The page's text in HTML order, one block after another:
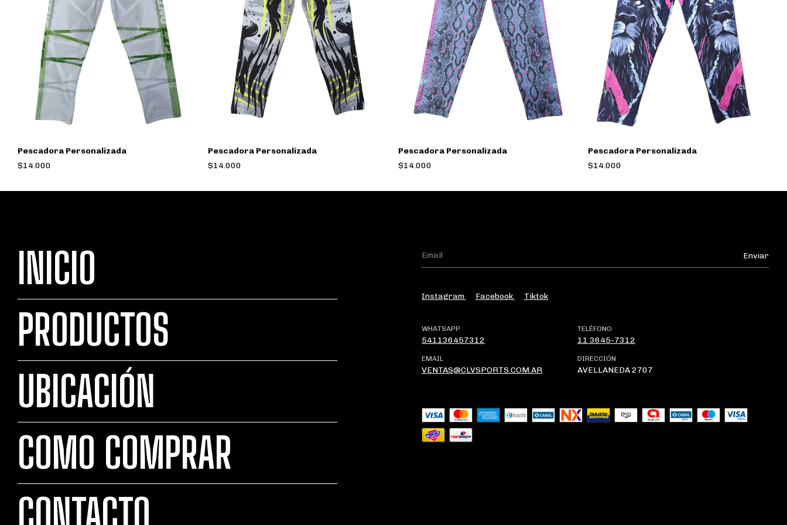
Pescadora Personalizada
$14.000
Pescadora Personalizada
$14.000
Pescadora Personalizada
$14.000
Pescadora Personalizada
$14.000
INICIO
PRODUCTOS
UBICACIÓN
COMO COMPRAR
CONTACTO
Instagram Facebook Tiktok
WHATSAPP
541136457312
TELÉFONO
11 3645-7312
EMAIL
VENTAS@CLVSPORTS.COM.AR
DIRECCIÓN
AVELLANEDA 2707